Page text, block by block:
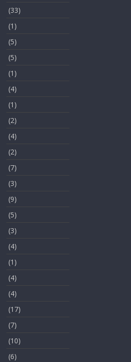
(33)
(1)
(5)
(5)
(1)
(4)
(1)
(2)
(4)
(2)
(7)
(3)
(9)
(5)
(3)
(4)
(1)
(4)
(4)
(17)
(7)
(10)
(6)